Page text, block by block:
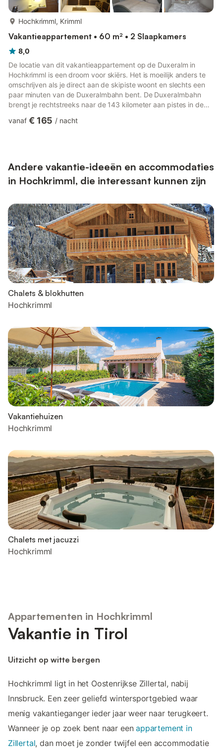
Hochkrimml, Krimml
Vakantieappartement • 60 m² • 2 Slaapkamers
8,0
De locatie van dit vakantieappartement op de Duxeralm in
Hochkrimml is een droom voor skiërs. Het is moeilijk anders te
omschrijven als je direct aan de skipiste woont en slechts een
paar minuten van de Duxeralmbahn bent. De Duxeralmbahn
brengt je rechtstreeks naar de 143 kilometer aan pistes in de
het vakantieappartement overtuigt. De woonruimte, ingericht
vanaf € 165 / nacht
Andere vakantie-ideeën en accommodaties
in Hochkrimml, die interessant kunnen zijn
Chalets & blokhutten
Hochkrimml
Vakantiehuizen
Hochkrimml
Chalets met jacuzzi
Hochkrimml
Appartementen in Hochkrimml
Vakantie in Tirol
Uitzicht op witte bergen
Hochkrimml ligt in het Oostenrijkse Zillertal, nabij
Innsbruck. Een zeer geliefd wintersportgebied waar
menig vakantieganger ieder jaar weer naar terugkeert.
Wanneer je op zoek bent naar eenappartement in
Zillertal, dan moet je zonder twijfel een accommodatie